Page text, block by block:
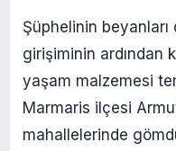
Şüphelinin
girişiminin ardından
yaşam malzemesi
Marmaris ilçesi
mahallelerinde